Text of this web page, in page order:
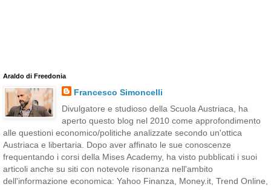
Araldo di Freedonia
Francesco Simoncelli
Divulgatore e studioso della Scuola Austriaca, ha
aperto questo blog nel 2010 come approfondimento
alle questioni economico/politiche analizzate secondo un'ottica
Austriaca e libertaria. Dopo aver affinato le sue conoscenze
frequentando i corsi della Mises Academy, ha visto pubblicati i suoi
articoli anche su siti con notevole risonanza nell'ambito
dell'informazione economica: Yahoo Finanza, Money.it, Trend Online,